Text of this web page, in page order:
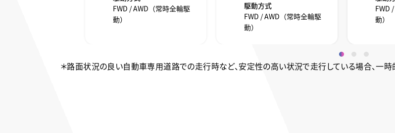
FWD / AWD（常時全輪駆
動）
駆動方式
FWD / AWD（常時全輪駆
動）
FWD
動）
＊路面状況の良い自動車専用道路での走行時など、安定性の高い状況で走行している場合、一時